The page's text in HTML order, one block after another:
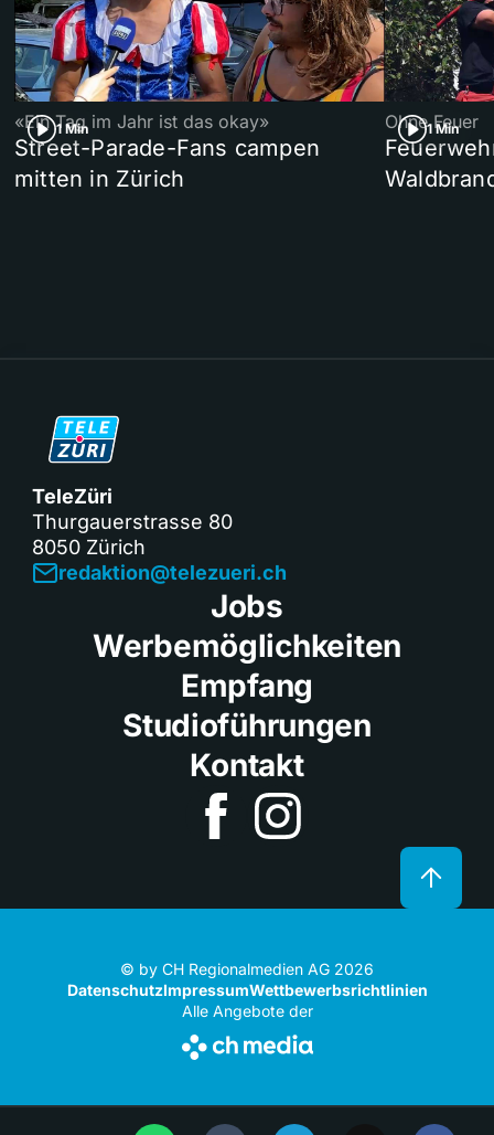
1 Min
«Ein Tag im Jahr ist das okay»
Street-Parade-Fans campen
mitten in Zürich
1 Min
Ohne Feuer
TeleZüri
Thurgauerstrasse 80
8050 Zürich
redaktion@telezueri.ch
Jobs
Werbemöglichkeiten
Empfang
Studioführungen
Kontakt
© by CH Regionalmedien AG 2026
DatenschutzImpressumWettbewerbsrichtlinien
Alle Angebote der